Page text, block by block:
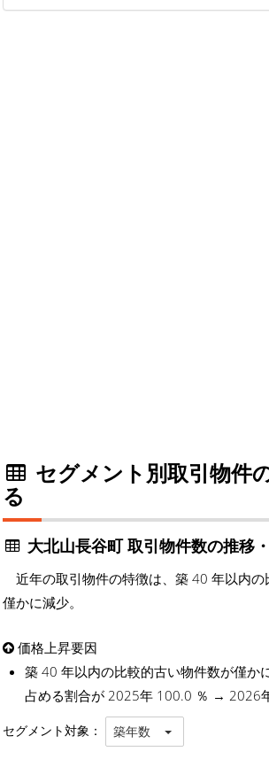
セグメント別取引物件
る
大北山長谷町 取引物件数の推移
近年の取引物件の特徴は、築 40 年以内
僅かに減少。
価格上昇要因
築 40 年以内の比較的古い物件数が僅か
占める割合が 2025年 100.0 ％ → 2026
セグメント対象： 築年数